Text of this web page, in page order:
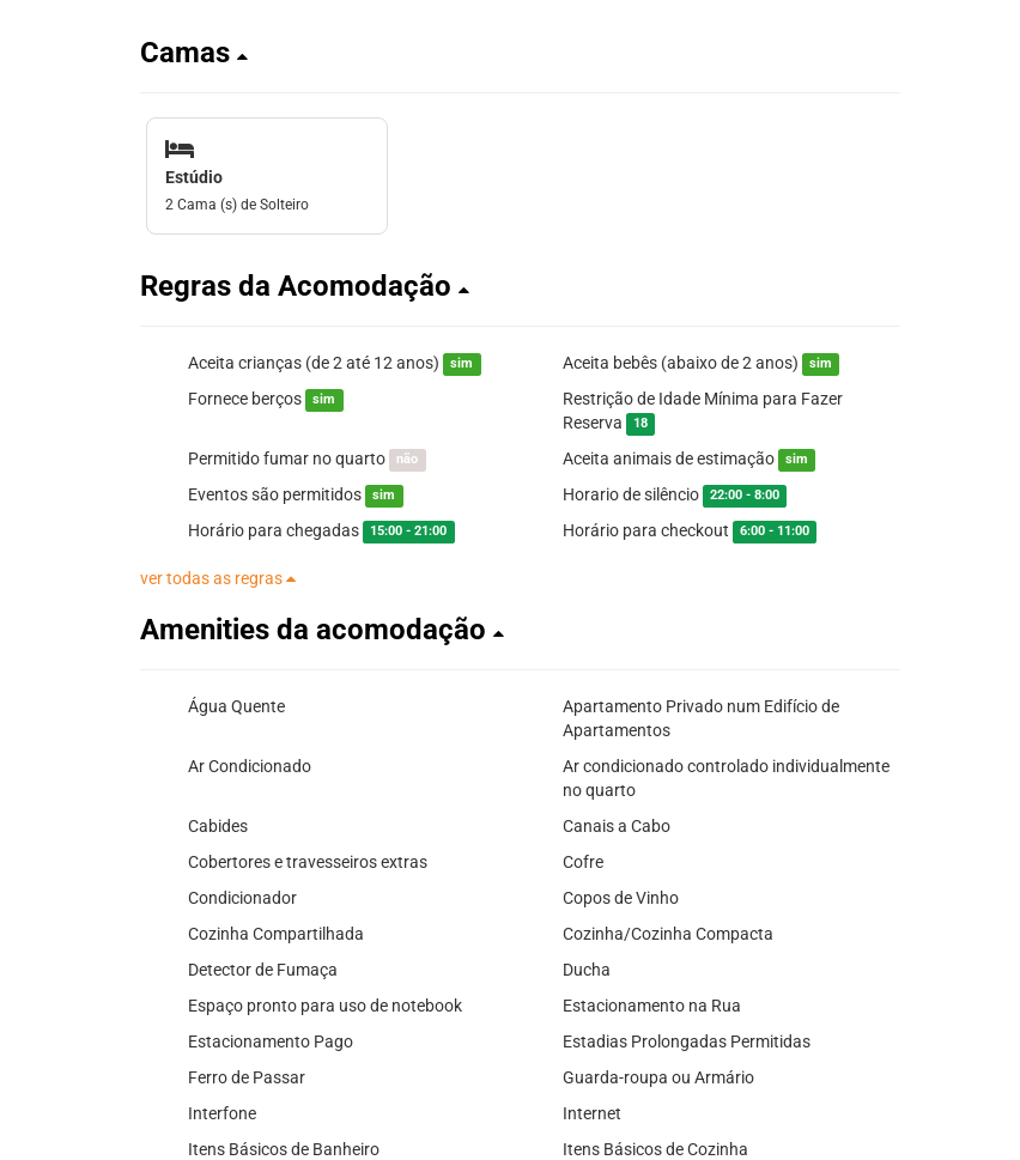
Camas
Estúdio
2 Cama (s) de Solteiro
Regras da Acomodação
Aceita crianças (de 2 até 12 anos) sim Aceita bebês (abaixo de 2 anos) sim
Fornece berços sim
Restrição de Idade Mínima para Fazer
Reserva
18
Permitido fumar no quarto não Aceita animais de estimação sim
Eventos são permitidos sim Horario de silêncio 22:00 - 8:00
Horário para chegadas 15:00 - 21:00 Horário para checkout 6:00 - 11:00
ver todas as regras
Amenities da acomodação
Água Quente
Apartamento Privado num Edifício de
Apartamentos
Ar Condicionado
Ar condicionado controlado individualmente
no quarto
Cabides
Canais a Cabo
Cobertores e travesseiros extras
Cofre
Condicionador
Copos de Vinho
Cozinha Compartilhada
Cozinha/Cozinha Compacta
Detector de Fumaça
Ducha
Espaço pronto para uso de notebook
Estacionamento na Rua
Estacionamento Pago
Estadias Prolongadas Permitidas
Ferro de Passar
Guarda-roupa ou Armário
Interfone
Internet
Itens Básicos de Banheiro
Itens Básicos de Cozinha